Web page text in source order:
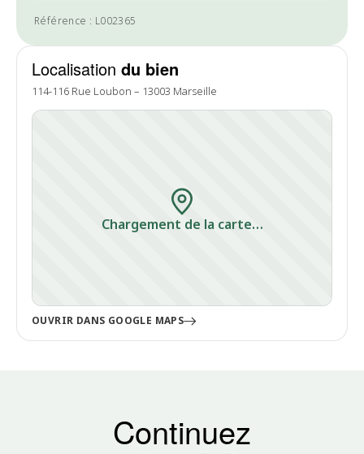
Référence : L002365
Localisation du bien
114-116 Rue Loubon – 13003 Marseille
Chargement de la carte…
OUVRIR DANS GOOGLE MAPS
Continuez